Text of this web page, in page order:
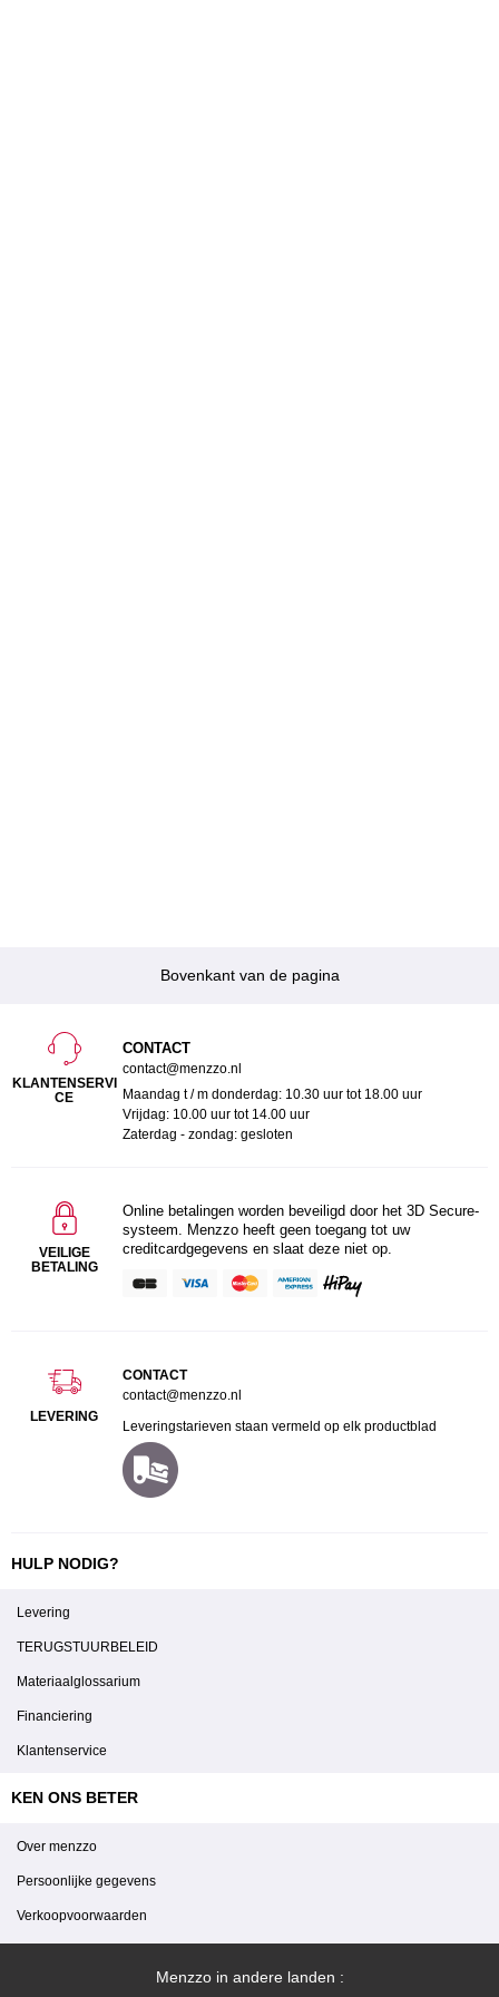
Bovenkant van de pagina
KLANTENSERVI
CE
CONTACT
contact@menzzo.nl
Maandag t / m donderdag: 10.30 uur tot 18.00 uur
Vrijdag: 10.00 uur tot 14.00 uur
Zaterdag - zondag: gesloten
VEILIGE
BETALING
Online betalingen worden beveiligd door het 3D Secure-
systeem. Menzzo heeft geen toegang tot uw
creditcardgegevens en slaat deze niet op.
LEVERING
CONTACT
contact@menzzo.nl
Leveringstarieven staan vermeld op elk productblad
HULP NODIG?
Levering
TERUGSTUURBELEID
Materiaalglossarium
Financiering
Klantenservice
KEN ONS BETER
Over menzzo
Persoonlijke gegevens
Verkoopvoorwaarden
Menzzo in andere landen :